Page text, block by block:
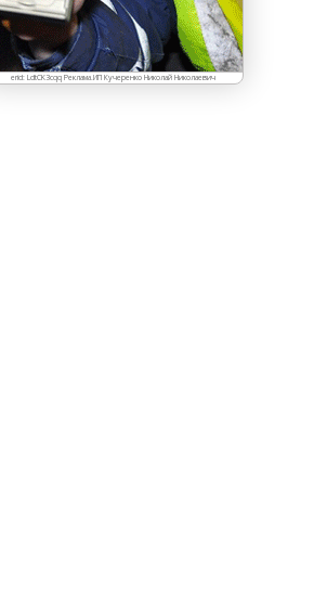
erid: LdtCK3cqq Реклама.ИП Кучеренко Николай Николаевич